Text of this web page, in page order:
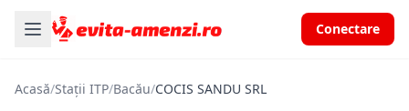
Conectare
Acasă/Stații ITP/Bacău/COCIS SANDU SRL